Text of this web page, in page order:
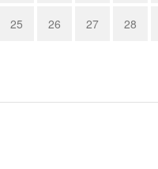
25 26 27 28